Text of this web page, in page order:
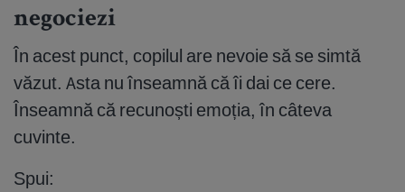
negociezi
În acest punct, copilul are nevoie să se simtă
văzut. Asta nu înseamnă că îi dai ce cere.
Înseamnă că recunoști emoția, în câteva
cuvinte.
Spui: